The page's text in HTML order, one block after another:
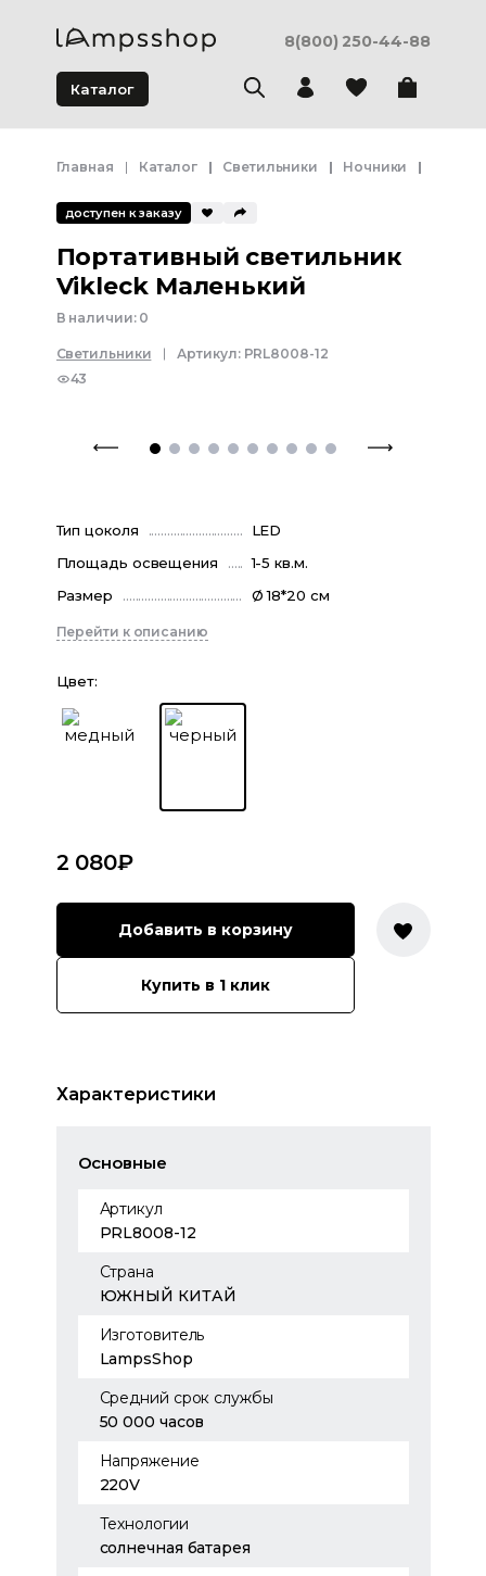
8(800) 250-44-88
Каталог
Главная Каталог Светильники Ночники
доступен к заказу
Портативный светильник
Vikleck Маленький
В наличии: 0
Светильники Артикул: PRL8008-12
43
Тип цоколя
LED
Площадь освещения
1-5 кв.м.
Размер
Ø 18*20 см
Перейти к описанию
Цвет:
2 080₽
Добавить в корзину
Купить в 1 клик
Характеристики
Основные
Артикул
PRL8008-12
Страна
ЮЖНЫЙ КИТАЙ
Изготовитель
LampsShop
Средний срок службы
50 000 часов
Напряжение
220V
Технологии
солнечная батарея